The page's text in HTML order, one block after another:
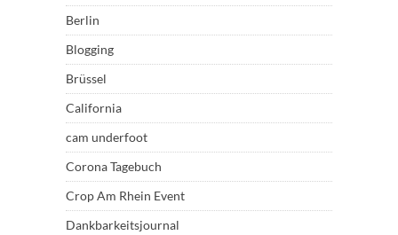
Berlin
Blogging
Brüssel
California
cam underfoot
Corona Tagebuch
Crop Am Rhein Event
Dankbarkeitsjournal